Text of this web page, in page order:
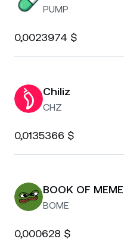
PUMP
0,0023974 $
Chiliz
CHZ
0,0135366 $
BOOK OF MEME
BOME
0,000628 $